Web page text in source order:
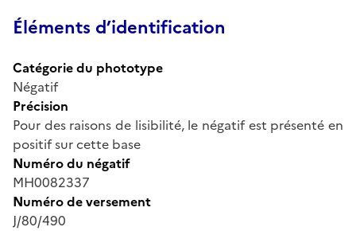
Éléments d’identification
Catégorie du phototype
Négatif
Précision
Pour des raisons de lisibilité, le négatif est présenté en
positif sur cette base
Numéro du négatif
MH0082337
Numéro de versement
J/80/490